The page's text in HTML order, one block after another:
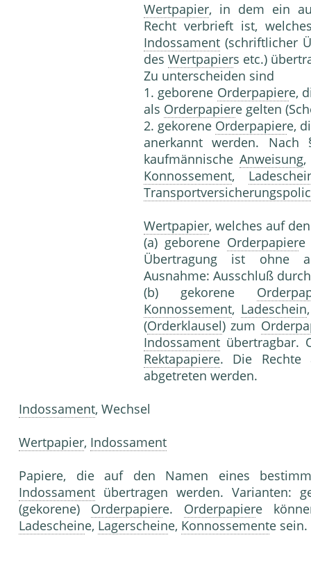
Wertpapier, in dem ein
Recht verbrieft ist,
Indossament (schriftlicher
des Wertpapiers etc.)
Zu unterscheiden sind
1. geborene Orderpapiere,
als Orderpapiere gelten
2. gekorene Orderpapiere,
anerkannt werden.
kaufmännische Anweisung,
Konnossement,
Wertpapier, welches auf
(a) geborene Orderpapiere
Übertragung ist ohne
Ausnahme: Ausschluß
(b) gekorene
Konnossement, Ladeschein
(Orderklausel) zum
Indossament übertragbar.
Rektapapiere. Die
abgetreten werden.
Indossament, Wechsel
Wertpapier, Indossament
Papiere, die auf den Namen eines
Indossament übertragen werden. Varianten:
(gekorene) Orderpapiere. Orderpapiere
Ladescheine, Lagerscheine, Konnossemente sein.